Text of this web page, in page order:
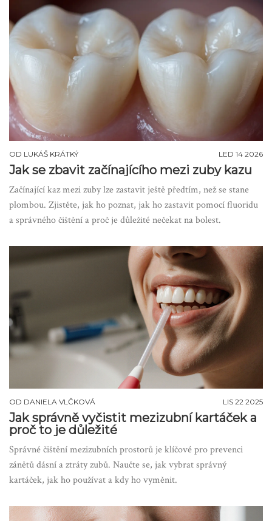
OD LUKÁŠ KRÁTKÝ LED 14 2026
Jak se zbavit začínajícího mezi zuby kazu
Začínající kaz mezi zuby lze zastavit ještě předtím, než se stane
plombou. Zjistěte, jak ho poznat, jak ho zastavit pomocí fluoridu
a správného čištění a proč je důležité nečekat na bolest.
OD DANIELA VLČKOVÁ LIS 22 2025
Jak správně vyčistit mezizubní kartáček a
proč to je důležité
Správné čištění mezizubních prostorů je klíčové pro prevenci
zánětů dásní a ztráty zubů. Naučte se, jak vybrat správný
kartáček, jak ho používat a kdy ho vyměnit.